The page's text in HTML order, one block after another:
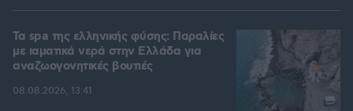
Τα spa της ελληνικής φύσης: Παραλίες
με ιαματικά νερά στην Ελλάδα για
αναζωογονητικές βουτιές
08.08.2026, 13:41